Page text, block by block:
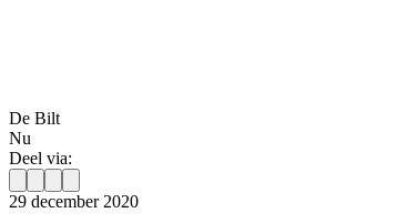
De Bilt
Nu
Deel via:
29 december 2020